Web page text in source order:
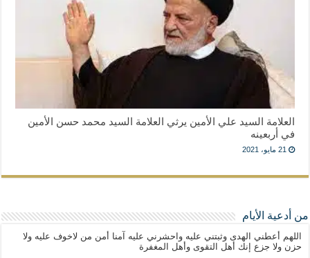
العلامة السيد علي الأمين يرثي العلامة السيد محمد حسن الأمين
في أربعينه
21 مايو، 2021
من أدعية الأيام
اللهم أعطني الهدى وثبتني عليه واحشرني عليه آمنا أمن من لاخوف عليه ولا
حزن ولا جزع إنك أهل التقوى وأهل المغفرة